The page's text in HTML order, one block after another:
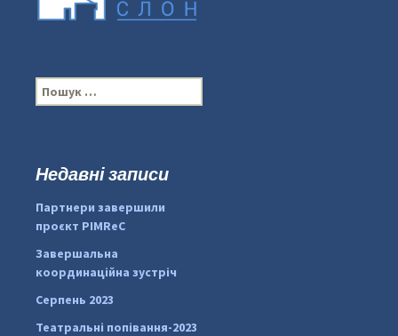
#PipIvanToday
pimrec_project
П
о
:Недавні записи
Партнери завершили
проєкт PIMReC
Завершальна
координаційна зустріч
Серпень 2023
Театральні попівання-2023